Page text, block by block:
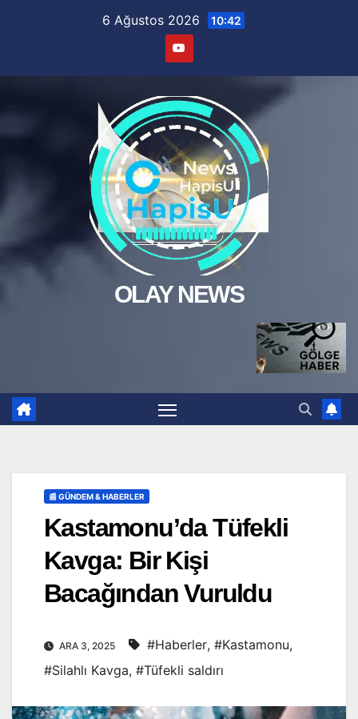
6 Ağustos 2026 10:42
OLAY NEWS
📰 GÜNDEM & HABERLER
Kastamonu’da Tüfekli
Kavga: Bir Kişi
Bacağından Vuruldu
ARA 3, 2025 #Haberler, #Kastamonu,
#Silahlı Kavga, #Tüfekli saldırı